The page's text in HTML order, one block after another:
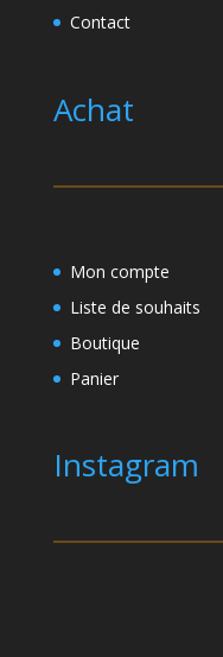
Contact
Achat
Mon compte
Liste de souhaits
Boutique
Panier
Instagram